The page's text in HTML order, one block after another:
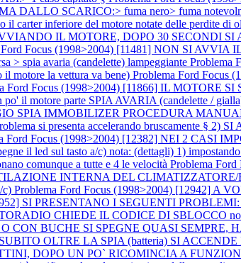
DALLO SCARICO:> fuma nero> fuma
il carter inferiore del motore notate delle perdite di
IL MOTORE, DOPO 30 SECONDI
Focus (1998>2004) [11481] NON SI AVVIA
> spia avaria (candelette) lampeggiante Problema
il motore la vettura va bene) Problema Ford Focus
Ford Focus (1998>2004) [11866] IL MOTORE SI
po' il motore parte SPIA AVARIA (candelette /
SPIA IMMOBILIZER PROCEDURA
si presenta accelerando bruscamente § 2)
Ford Focus (1998>2004) [12382] NEI 2 CASI
il led sul tasto a/c) nota: (dettagli) 1)
comunque a tutte e 4 le velocità Problema
INTERNA DEL CLIMATIZZATORE/
c) Problema Ford Focus (1998>2004) [12942] A
SI PRESENTANO I SEGUENTI
CHIEDE IL CODICE DI SBLOCCO
CON BUCHE SI SPEGNE QUASI
OLTRE LA SPIA (batteria) SI
DOPO UN PO` RICOMINCIA A